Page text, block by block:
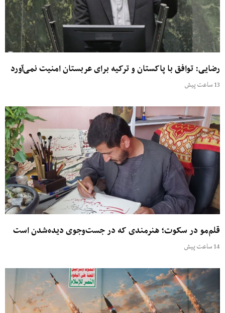
رضایی: توافق با پاکستان و ترکیه برای عربستان امنیت نمی‌آورد
13 ساعت پیش
قلم‌مو در سکوت؛ هنرمندی که در جست‌وجوی دیده‌شدن است
14 ساعت پیش